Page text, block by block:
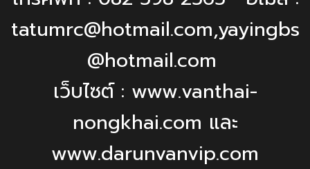
tatumrc@hotmail.com,yayingbs
@hotmail.com
เว็บไซต์ : www.vanthai-
nongkhai.com และ
www.darunvanvip.com